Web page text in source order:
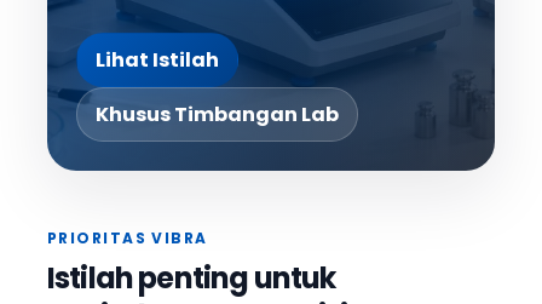
Lihat Istilah
Khusus Timbangan Lab
PRIORITAS VIBRA
Istilah penting untuk